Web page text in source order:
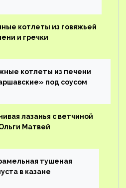
котлеты из говяжьей
и гречки
котлеты из печени
под соусом
лазанья с ветчиной
Матвей
тушеная
в казане